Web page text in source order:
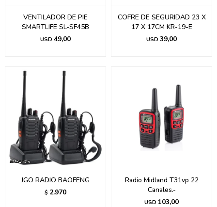
VENTILADOR DE PIE
SMARTLIFE SL-SF45B
USD 49,00
COFRE DE SEGURIDAD 23 X
17 X 17CM KR-19-E
USD 39,00
JGO RADIO BAOFENG
$ 2.970
Radio Midland T31vp 22
Canales.-
USD 103,00